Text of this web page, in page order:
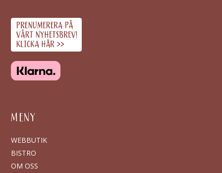
MENY
WEBBUTIK
BISTRO
OM OSS